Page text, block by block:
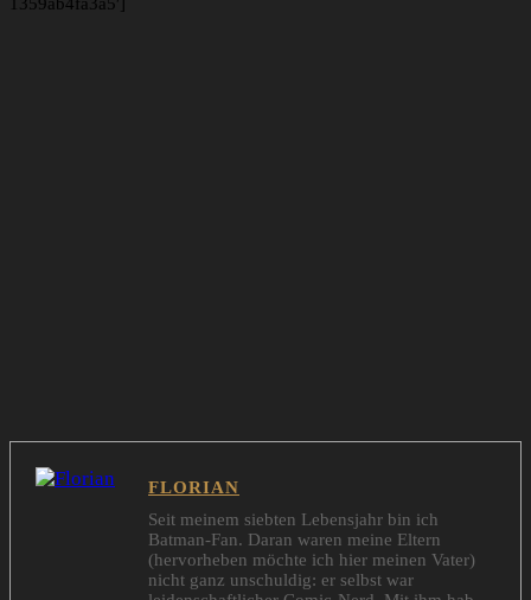
1359ab4fa3a5′]
FLORIAN
Seit meinem siebten Lebensjahr bin ich
Batman-Fan. Daran waren meine Eltern
(hervorheben möchte ich hier meinen Vater)
nicht ganz unschuldig: er selbst war